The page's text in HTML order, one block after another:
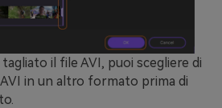
il file AVI, puoi scegliere di
in un altro formato prima di